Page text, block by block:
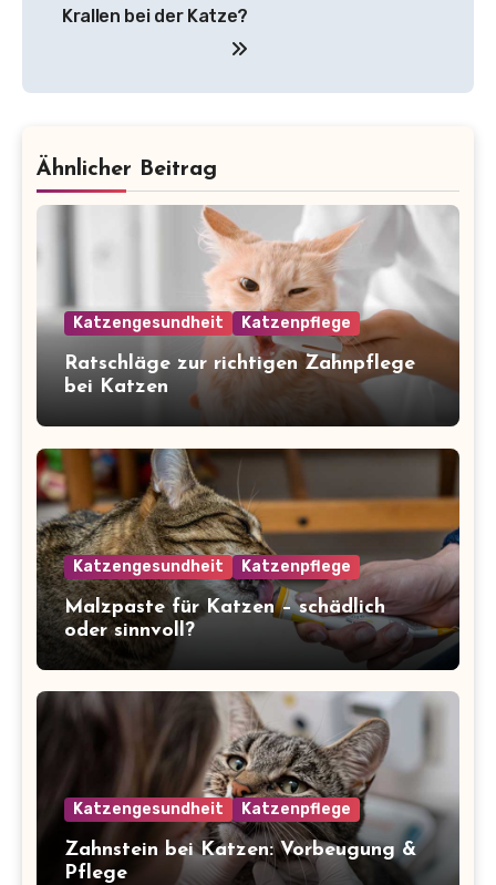
Krallen bei der Katze?
Ähnlicher Beitrag
Katzengesundheit Katzenpflege
Ratschläge zur richtigen Zahnpflege
bei Katzen
Katzengesundheit Katzenpflege
Malzpaste für Katzen – schädlich
oder sinnvoll?
Katzengesundheit Katzenpflege
Zahnstein bei Katzen: Vorbeugung &
Pflege